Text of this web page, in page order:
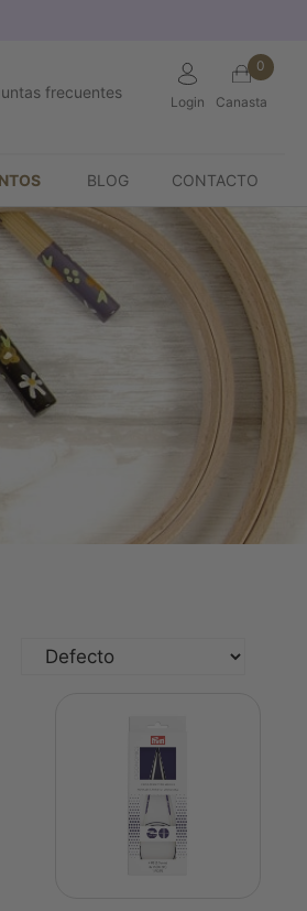
frecuentes
Login
0
Canasta
BLOG CONTACTO